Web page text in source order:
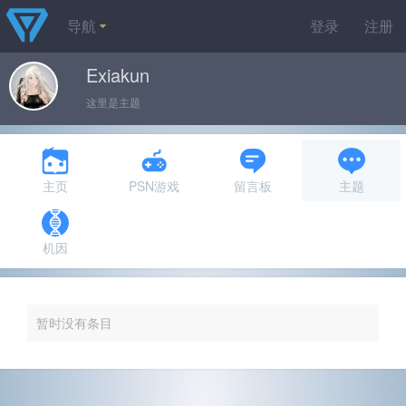
登录 注册
导航
Exiakun
这里是主题
主页 PSN游戏 留言板 主题
机因
暂时没有条目